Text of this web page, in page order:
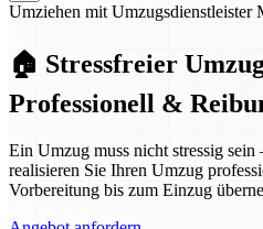
Umziehen mit Umzugsdienstleister
🏠 Stressfreier
Professionell &
Ein Umzug muss nicht stressig
realisieren Sie Ihren Umzug
Vorbereitung bis zum Einzug